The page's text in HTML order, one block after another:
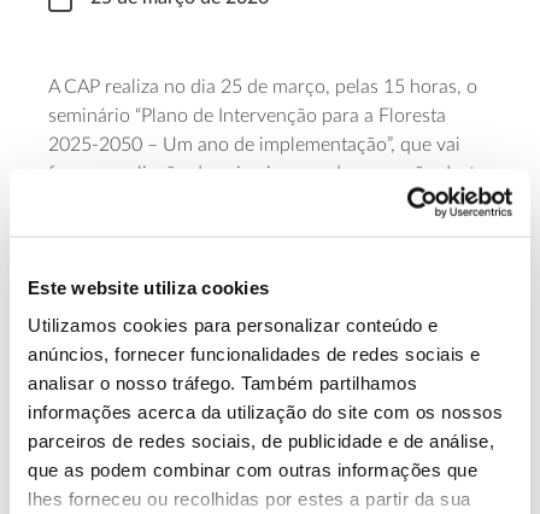
Este website utiliza cookies
Utilizamos cookies para personalizar conteúdo e
anúncios, fornecer funcionalidades de redes sociais e
analisar o nosso tráfego. Também partilhamos
informações acerca da utilização do site com os nossos
parceiros de redes sociais, de publicidade e de análise,
que as podem combinar com outras informações que
lhes forneceu ou recolhidas por estes a partir da sua
A CAP realiza no dia 25 de março, pelas 15 horas, o
seminário “Plano de Intervenção para a Floresta
2025-2050 – Um ano de implementação”, que vai
fazer a avaliação do primeiro ano de execução desta
plano. Anunciado a 21 de março de 2025 pelo
a gestão da propriedade florestal, fortalecer a
resiliência contra incêndios e promover as boas
práticas neste sector.
Saiba mais e faça a sua inscrição
13.07.2026